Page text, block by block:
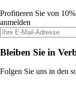
Profitieren Sie von
anmelden
Bleiben Sie in
Folgen Sie uns in den